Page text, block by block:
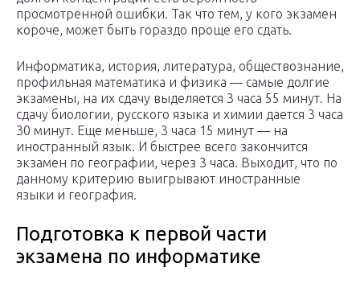
просмотренной ошибки. Так что тем, у кого экзамен
короче, может быть гораздо проще его сдать.
Информатика, история, литература, обществознание,
профильная математика и физика — самые долгие
экзамены, на их сдачу выделяется 3 часа 55 минут. На
сдачу биологии, русского языка и химии дается 3 часа
30 минут. Еще меньше, 3 часа 15 минут — на
иностранный язык. И быстрее всего закончится
экзамен по географии, через 3 часа. Выходит, что по
данному критерию выигрывают иностранные
языки и география.
Подготовка к первой части
экзамена по информатике